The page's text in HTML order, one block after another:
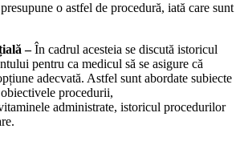
o astfel de procedură, iată care sunt
–În cadrul acesteia se discută istoricul
pentru ca medicul să se asigure că
adecvată. Astfel sunt abordate subiecte
procedurii,
administrate, istoricul procedurilor